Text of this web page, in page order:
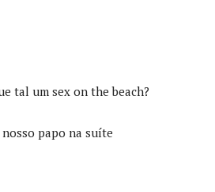
tal um sex on the beach?
papo na suíte